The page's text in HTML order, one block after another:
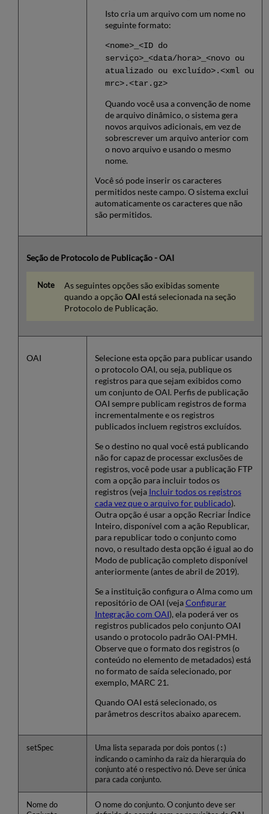
Isto cria um arquivo com um nome no
seguinte formato:
<nome>_<ID do
serviço>_<data/hora>_<novo ou
atualizado ou excluído>.<xml ou
mrc>.<tar.gz>
Quando você usa a convenção de nome
de arquivo dinâmico, o sistema gera
novos arquivos adicionais, em vez de
sobrescrever um arquivo anterior com
o novo arquivo e usando o mesmo
nome.
Você só pode inserir os caracteres
permitidos neste campo. O sistema exclui
automaticamente os caracteres que não
são permitidos.
Seção de Protocolo de Publicação - OAI
As seguintes opções são exibidas somente
quando a opçãoOAIestá selecionada na seção
Protocolo de Publicação.
OAI
Selecione esta opção para publicar usando
o protocolo OAI, ou seja, publique os
registros para que sejam exibidos como
um conjunto de OAI. Perfis de publicação
OAI sempre publicam registros de forma
incrementalmente e os registros
publicados incluem registros excluídos.
Se o destino no qual você está publicando
não for capaz de processar exclusões de
registros, você pode usar a publicação FTP
com a opção para incluir todos os
registros (veja Incluir todos os registros
cada vez que o arquivo for publicado).
Outra opção é usar a opção Recriar Índice
Inteiro, disponível com a ação Republicar,
para republicar todo o conjunto como
novo, o resultado desta opção é igual ao do
Modo de publicação completo disponível
anteriormente (antes de abril de 2019).
Se a instituição configura o Alma como um
repositório de OAI (vejaConfigurar
Integração com OAI), ela poderá ver os
registros publicados pelo conjunto OAI
usando o protocolo padrão OAI-PMH.
Observe que o formato dos registros (o
conteúdo no elemento de metadados) está
no formato de saída selecionado, por
exemplo, MARC 21.
Quando OAI está selecionado, os
parâmetros descritos abaixo aparecem.
setSpec Uma lista separada por dois pontos ( : )
indicando o caminho da raiz da hierarquia do
conjunto até o respectivo nó. Deve ser única
para cada conjunto.
Nome do
O nome do conjunto. O conjunto deve ser